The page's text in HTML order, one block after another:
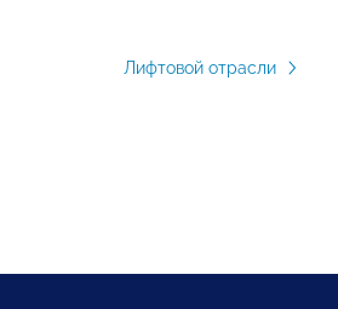
Лифтовой отрасли